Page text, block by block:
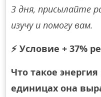
3 дня, присылайте
изучу и помогу вам.
⚡ Условие + 37%
Что такое
единицах она